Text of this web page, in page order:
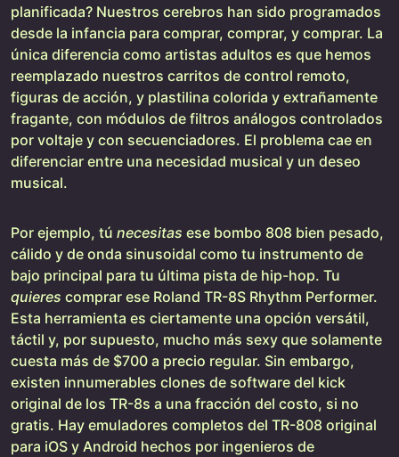
planificada? Nuestros cerebros han sido programados
desde la infancia para comprar, comprar, y comprar. La
única diferencia como artistas adultos es que hemos
reemplazado nuestros carritos de control remoto,
figuras de acción, y plastilina colorida y extrañamente
fragante, con módulos de filtros análogos controlados
por voltaje y con secuenciadores. El problema cae en
diferenciar entre una necesidad musical y un deseo
musical.
Por ejemplo, tú necesitas ese bombo 808 bien pesado,
cálido y de onda sinusoidal como tu instrumento de
bajo principal para tu última pista de hip-hop. Tu
quieres comprar ese Roland TR-8S Rhythm Performer.
Esta herramienta es ciertamente una opción versátil,
táctil y, por supuesto, mucho más sexy que solamente
cuesta más de $700 a precio regular. Sin embargo,
existen innumerables clones de software del kick
original de los TR-8s a una fracción del costo, si no
gratis. Hay emuladores completos del TR-808 original
para iOS y Android hechos por ingenieros de